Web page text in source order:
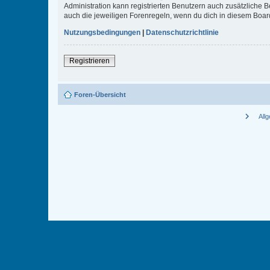
Administration kann registrierten Benutzern auch zusätzliche
auch die jeweiligen Forenregeln, wenn du dich in diesem
Nutzungsbedingungen | Datenschutzrichtlinie
Registrieren
Foren-Übersicht
chevron_right